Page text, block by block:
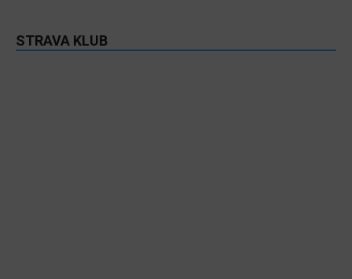
STRAVA KLUB